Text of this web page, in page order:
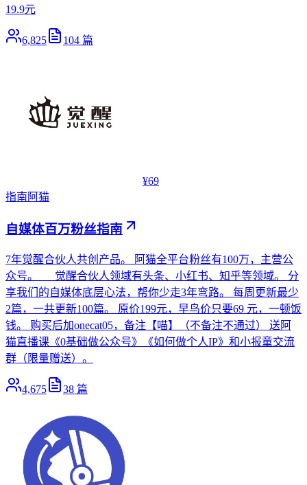
19.9元
6,825 104 篇
¥69
指南 阿猫
自媒体百万粉丝指南
7年觉醒合伙人共创产品。 阿猫全平台粉丝有100万，主营公
众号。 觉醒合伙人领域有头条、小红书、知乎等领域。 分
享我们的自媒体底层心法，帮你少走3年弯路。 每周更新最少
2篇，一共更新100篇。 原价199元，早鸟价只要69 元，一顿饭
钱。 购买后加onecat05，备注【喵】（不备注不通过） 送阿
猫直播课《0基础做公众号》《如何做个人IP》和小报童交流
群（限量赠送）。
4,675 38 篇